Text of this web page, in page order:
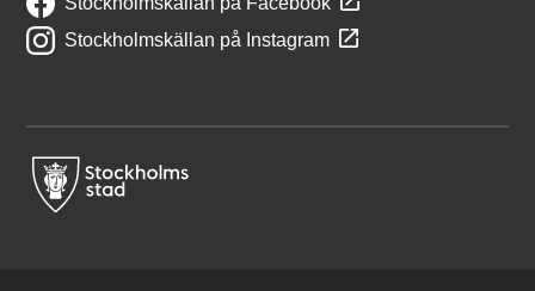
Stockholmskällan på Instagram